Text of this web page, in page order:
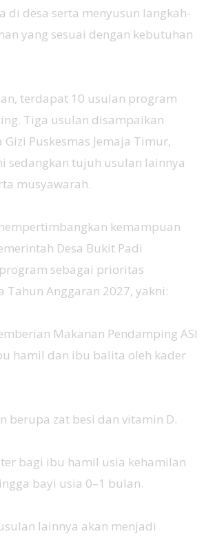
di desa serta menyusun langkah-
yang sesuai dengan kebutuhan
terdapat 10 usulan program
Tiga usulan disampaikan
Gizi Puskesmas Jemaja Timur,
sedangkan tujuh usulan lainnya
musyawarah.
kemampuan
Desa Bukit Padi
sebagai prioritas
Tahun Anggaran 2027, yakni:
Makanan Pendamping ASI
hamil dan ibu balita oleh kader
berupa zat besi dan vitamin D.
bagi ibu hamil usia kehamilan
bayi usia 0–1 bulan.
lainnya akan menjadi